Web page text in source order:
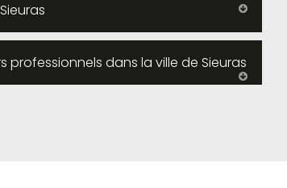
professionnels dans la ville de Sieuras